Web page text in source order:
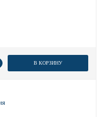
В КОРЗИНУ